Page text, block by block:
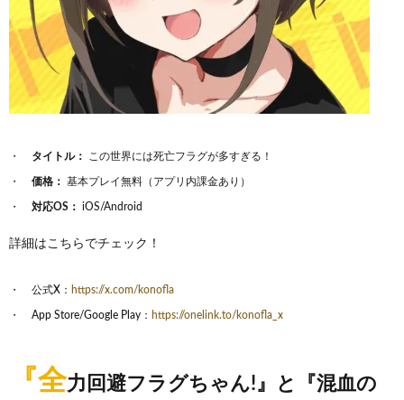
タイトル： この世界には死亡フラグが多すぎる！
価格： 基本プレイ無料（アプリ内課金あり）
対応OS： iOS/Android
詳細はこちらでチェック！
公式X： https://x.com/konofla
App Store/Google Play： https://onelink.to/konofla_x
『全力回避フラグちゃん!』と『混血の